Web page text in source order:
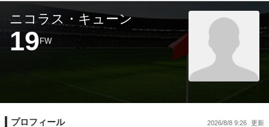
ニコラス・キューン
19 FW
プロフィール 2026/8/8 9:26